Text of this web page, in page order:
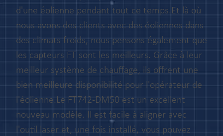
d'une éolienne pendant tout ce temps.Et là où
nous avons des clients avec des éoliennes dans
des climats froids, nous pensons également que
les capteurs FT sont les meilleurs. Grâce à leur
meilleur système de chauffage, ils offrent une
bien meilleure disponibilité pour l'opérateur de
l'éolienne.Le FT742-DM50 est un excellent
nouveau modèle. Il est facile à aligner avec
l'outil laser et, une fois installé, vous pouvez